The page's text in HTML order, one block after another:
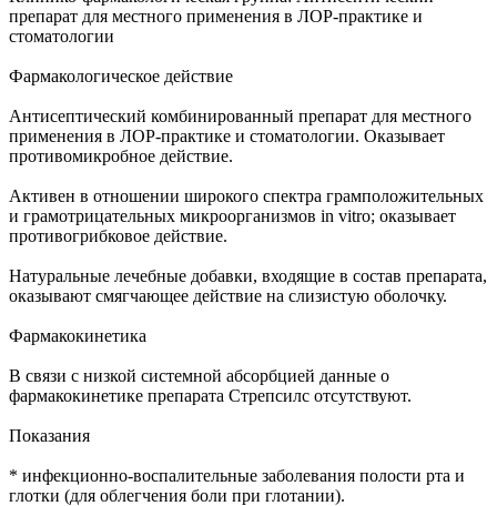
препарат для местного применения в ЛОР-практике и
стоматологии
Фармакологическое действие
Антисептический комбинированный препарат для местного
применения в ЛОР-практике и стоматологии. Оказывает
противомикробное действие.
Активен в отношении широкого спектра грамположительных
и грамотрицательных микроорганизмов in vitro; оказывает
противогрибковое действие.
Натуральные лечебные добавки, входящие в состав препарата,
оказывают смягчающее действие на слизистую оболочку.
Фармакокинетика
В связи с низкой системной абсорбцией данные о
фармакокинетике препарата Стрепсилс отсутствуют.
Показания
* инфекционно-воспалительные заболевания полости рта и
глотки (для облегчения боли при глотании).